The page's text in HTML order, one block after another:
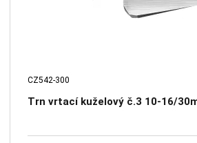
CZ542-300
Trn vrtací kuželový č.3 10-16/